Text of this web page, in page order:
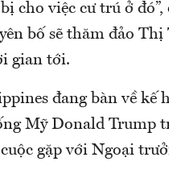
cho việc cư trú ở
bố sẽ thăm đảo
gian tới.
đang bàn về kế
Mỹ Donald Trump
gặp với Ngoại